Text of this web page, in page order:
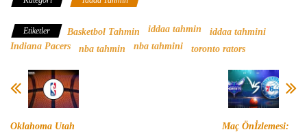
Etiketler Basketbol Tahmin iddaa tahmin
iddaa tahmini
Indiana Pacers
nba tahmin nba tahmini toronto rators
Oklahoma Utah
Maç Önİzlemesi: